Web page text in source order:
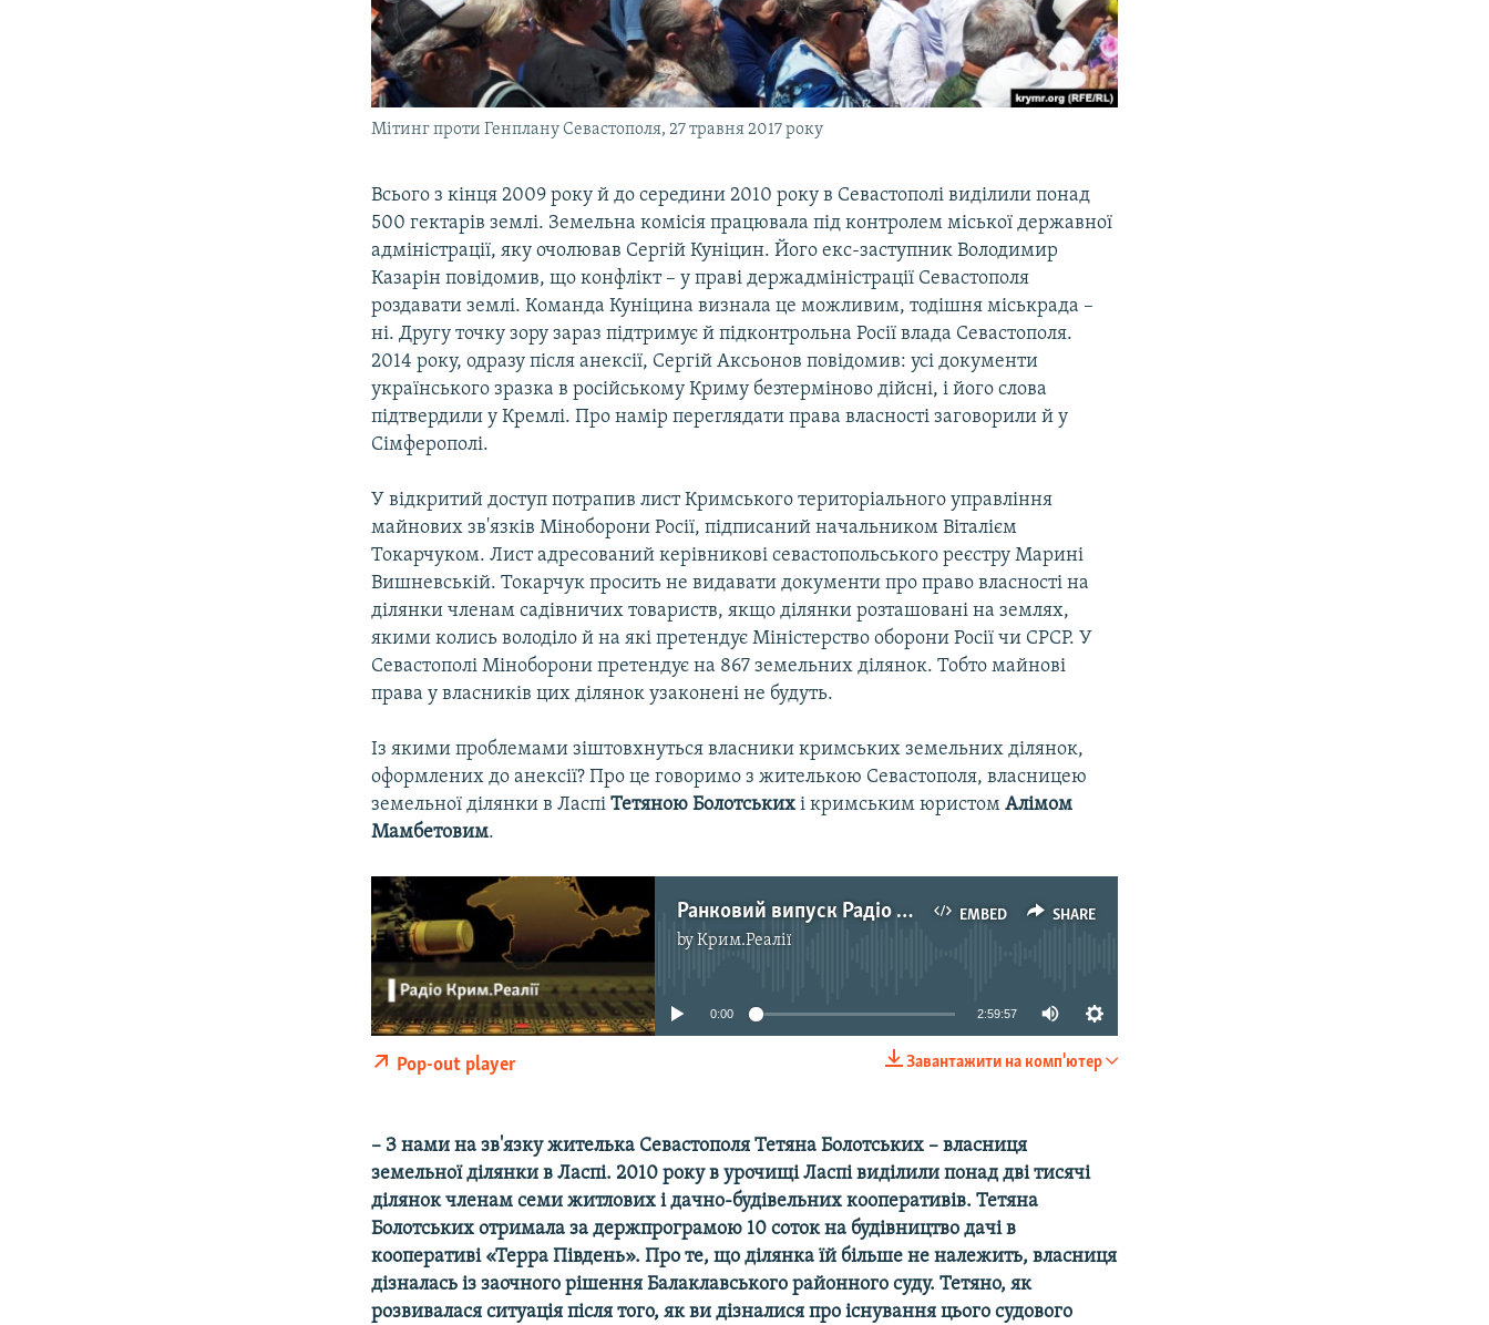
Мітинг проти Генплану Севастополя, 27 травня 2017 року
Всього з кінця 2009 року й до середини 2010 року в Севастополі виділили понад
500 гектарів землі. Земельна комісія працювала під контролем міської державної
адміністрації, яку очолював Сергій Куніцин. Його екс-заступник Володимир
Казарін повідомив, що конфлікт – у праві держадміністрації Севастополя
роздавати землі. Команда Куніцина визнала це можливим, тодішня міськрада –
ні. Другу точку зору зараз підтримує й підконтрольна Росії влада Севастополя.
2014 року, одразу після анексії, Сергій Аксьонов повідомив: усі документи
українського зразка в російському Криму безтерміново дійсні, і його слова
підтвердили у Кремлі. Про намір переглядати права власності заговорили й у
Сімферополі.
У відкритий доступ потрапив лист Кримського територіального управління
майнових зв'язків Міноборони Росії, підписаний начальником Віталієм
Токарчуком. Лист адресований керівникові севастопольського реєстру Марині
Вишневській. Токарчук просить не видавати документи про право власності на
ділянки членам садівничих товариств, якщо ділянки розташовані на землях,
якими колись володіло й на які претендує Міністерство оборони Росії чи СРСР. У
Севастополі Міноборони претендує на 867 земельних ділянок. Тобто майнові
права у власників цих ділянок узаконені не будуть.
Із якими проблемами зіштовхнуться власники кримських земельних ділянок,
оформлених до анексії? Про це говоримо з жителькою Севастополя, власницею
земельної ділянки в ЛаспіТетяною Болотських і кримським юристомАлімом
Мамбетовим.
EMBED SHARE
Ранковий випуск Радіо Крим.Реалії
byКрим.Реалії
No media source currently available
0:00 2:59:57
Завантажити на комп'ютер
Pop-out player
– З нами на зв'язку жителька Севастополя Тетяна Болотських – власниця
земельної ділянки в Ласпі. 2010 року в урочищі Ласпі виділили понад дві тисячі
ділянок членам семи житлових і дачно-будівельних кооперативів. Тетяна
Болотських отримала за держпрограмою 10 соток на будівництво дачі в
кооперативі «Терра Південь». Про те, що ділянка їй більше не належить, власниця
дізналась із заочного рішення Балаклавського районного суду. Тетяно, як
розвивалася ситуація після того, як ви дізналися про існування цього судового